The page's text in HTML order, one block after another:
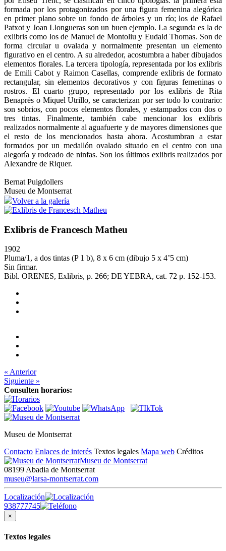
formada por los protagonizados por una figura femenina alegórica
en primer plano sobre un fondo de árboles y un río; los de Rafael
Patxot y Joan Llongueras son un buen ejemplo. La segunda es la de
exlibris como los de Manuel de Montoliu y Eudald Thomas. Son de
forma circular u ovalada y normalmente presentan un elemento
figurativo en el centro. A su alrededor, acostumbra a haber dibujados
elementos florales. La tercera tipología, representada por los exlibris
de Emili Cabot y Raimon Casellas, comprende exlibris de formato
rectangular, sin elementos decorativos y con figuras femeninas o
rostros. El cuarto grupo, representado por los exlibris de Rita
Benaprès o Miquel Utrillo, se caracterizan por ser todo lo contrario:
son sobrios, con pocos elementos florales, y estampados con dos o
tres tintas. Finalmente, también cabe mencionar los exlibris
realizados normalmente al aguafuerte y de mayores dimensiones que
el resto de los mencionados hasta ahora. Acostumbran a estar
formados por un medallón ovalado situado en el centro con una
alegoría y rodeado de ninfas. Son los últimos exlibris realizados por
Alexandre de Riquer.
Bernat Puigdollers
Museu de Montserrat
Volver a la galería
Exlibris de Francesch Matheu
1902
Pluma/1, a dos tintas (P 1 b), 8 x 6 cm (dibujo 5 x 4’5 cm)
Sin firmar.
Bibl. ORENES, Exlibris, p. 266; DE YEBRA, cat. 72 p. 152-153.
« Anterior
Siguiente »
Consulten horarios:
Museu de Montserrat
Contacto Enlaces de interés Textos legales Mapa web Créditos
Museu de Montserrat
08199 Abadia de Montserrat
museu@larsa-montserrat.com
Localización
938777745
×
Textos legales